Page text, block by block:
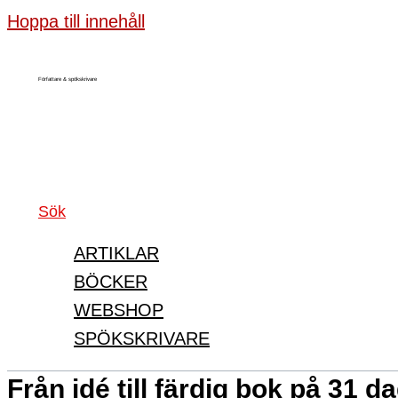
Hoppa till innehåll
Författare & spökskrivare
Sök
ARTIKLAR
BÖCKER
WEBSHOP
SPÖKSKRIVARE
Från idé till färdig bok på 31